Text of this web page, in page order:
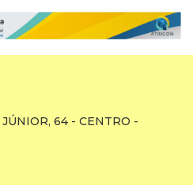
64 - CENTRO -